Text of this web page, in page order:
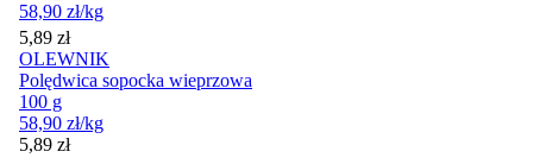
58,90 zł/kg
Cena
5,89 zł
OLEWNIK
Polędwica sopocka wieprzowa
100 g
58,90 zł/kg
Cena
5,89 zł